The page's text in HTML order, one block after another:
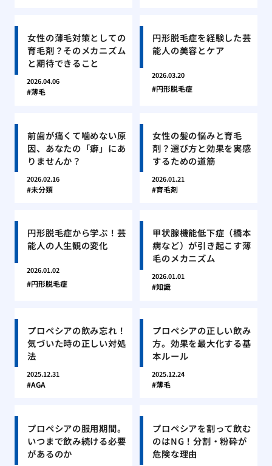
女性の薄毛対策としての
育毛剤？そのメカニズム
と期待できること
2026.04.06
薄毛
円形脱毛症を経験した芸
能人の美容とケア
2026.03.20
円形脱毛症
前歯が痛くて噛めない原
因、あなたの「癖」にあ
りませんか？
2026.02.16
未分類
女性の髪の悩みと育毛
剤？選び方と効果を実感
するための道筋
2026.01.21
育毛剤
円形脱毛症から学ぶ！芸
能人の人生観の変化
2026.01.02
円形脱毛症
甲状腺機能低下症（橋本
病など）が引き起こす薄
毛のメカニズム
2026.01.01
知識
プロペシアの飲み忘れ！
気づいた時の正しい対処
法
2025.12.31
AGA
プロペシアの正しい飲み
方。効果を最大化する基
本ルール
2025.12.24
薄毛
プロペシアの服用期間。
いつまで飲み続ける必要
があるのか
プロペシアを割って飲む
のはNG！分割・粉砕が
危険な理由